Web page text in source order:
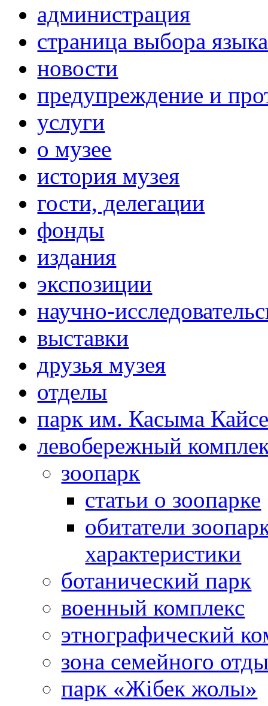
администрация
страница выбора языка
новости
предупреждение и
услуги
о музее
история музея
гости, делегации
фонды
издания
экспозиции
научно-
выставки
друзья музея
отделы
парк им. Касыма
левобережный
зоопарк
статьи о зоопарке
обитатели
характеристики
ботанический парк
военный комплекс
этнографический
зона семейного
парк «Жібек жолы»